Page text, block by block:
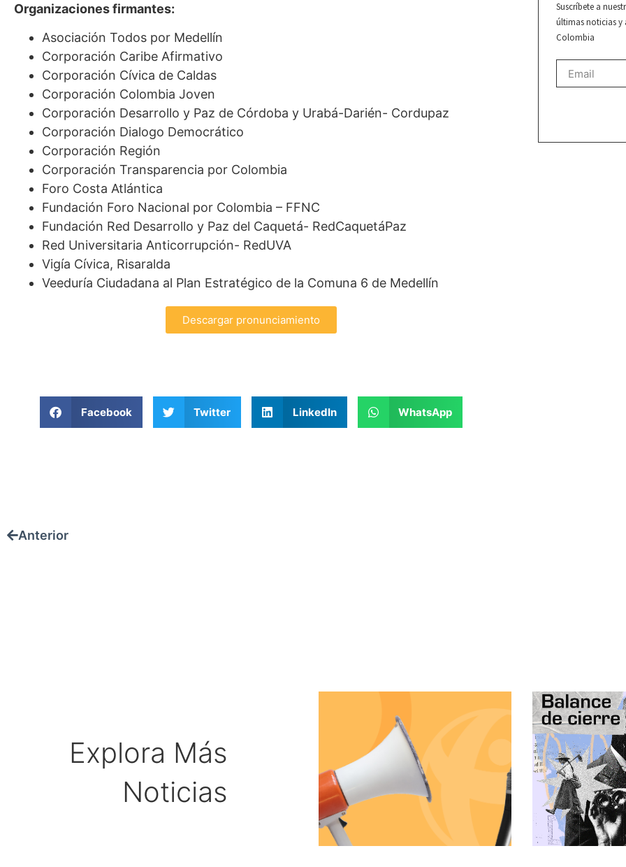
Organizaciones firmantes:
Asociación Todos por Medellín
Corporación Caribe Afirmativo
Corporación Cívica de Caldas
Corporación Colombia Joven
Corporación Desarrollo y Paz de Córdoba y Urabá-Darién- Cordupaz
Corporación Dialogo Democrático
Corporación Región
Corporación Transparencia por Colombia
Foro Costa Atlántica
Fundación Foro Nacional por Colombia – FFNC
Fundación Red Desarrollo y Paz del Caquetá- RedCaquetáPaz
Red Universitaria Anticorrupción- RedUVA
Vigía Cívica, Risaralda
Veeduría Ciudadana al Plan Estratégico de la Comuna 6 de Medellín
Descargar pronunciamiento
Facebook Twitter LinkedIn WhatsApp
Suscríbete a
últimas noticias y
Colombia
Anterior
Explora Más
Noticias